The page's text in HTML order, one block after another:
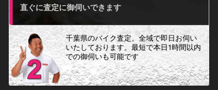
直ぐに査定に御伺いできます
千葉県のバイク査定。全域で即日お伺い
いたしております。最短で本日1時間以内
での御伺いも可能です